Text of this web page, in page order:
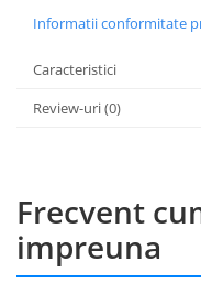
Informatii conformitate
Caracteristici
Review-uri(0)
Frecvent
impreuna